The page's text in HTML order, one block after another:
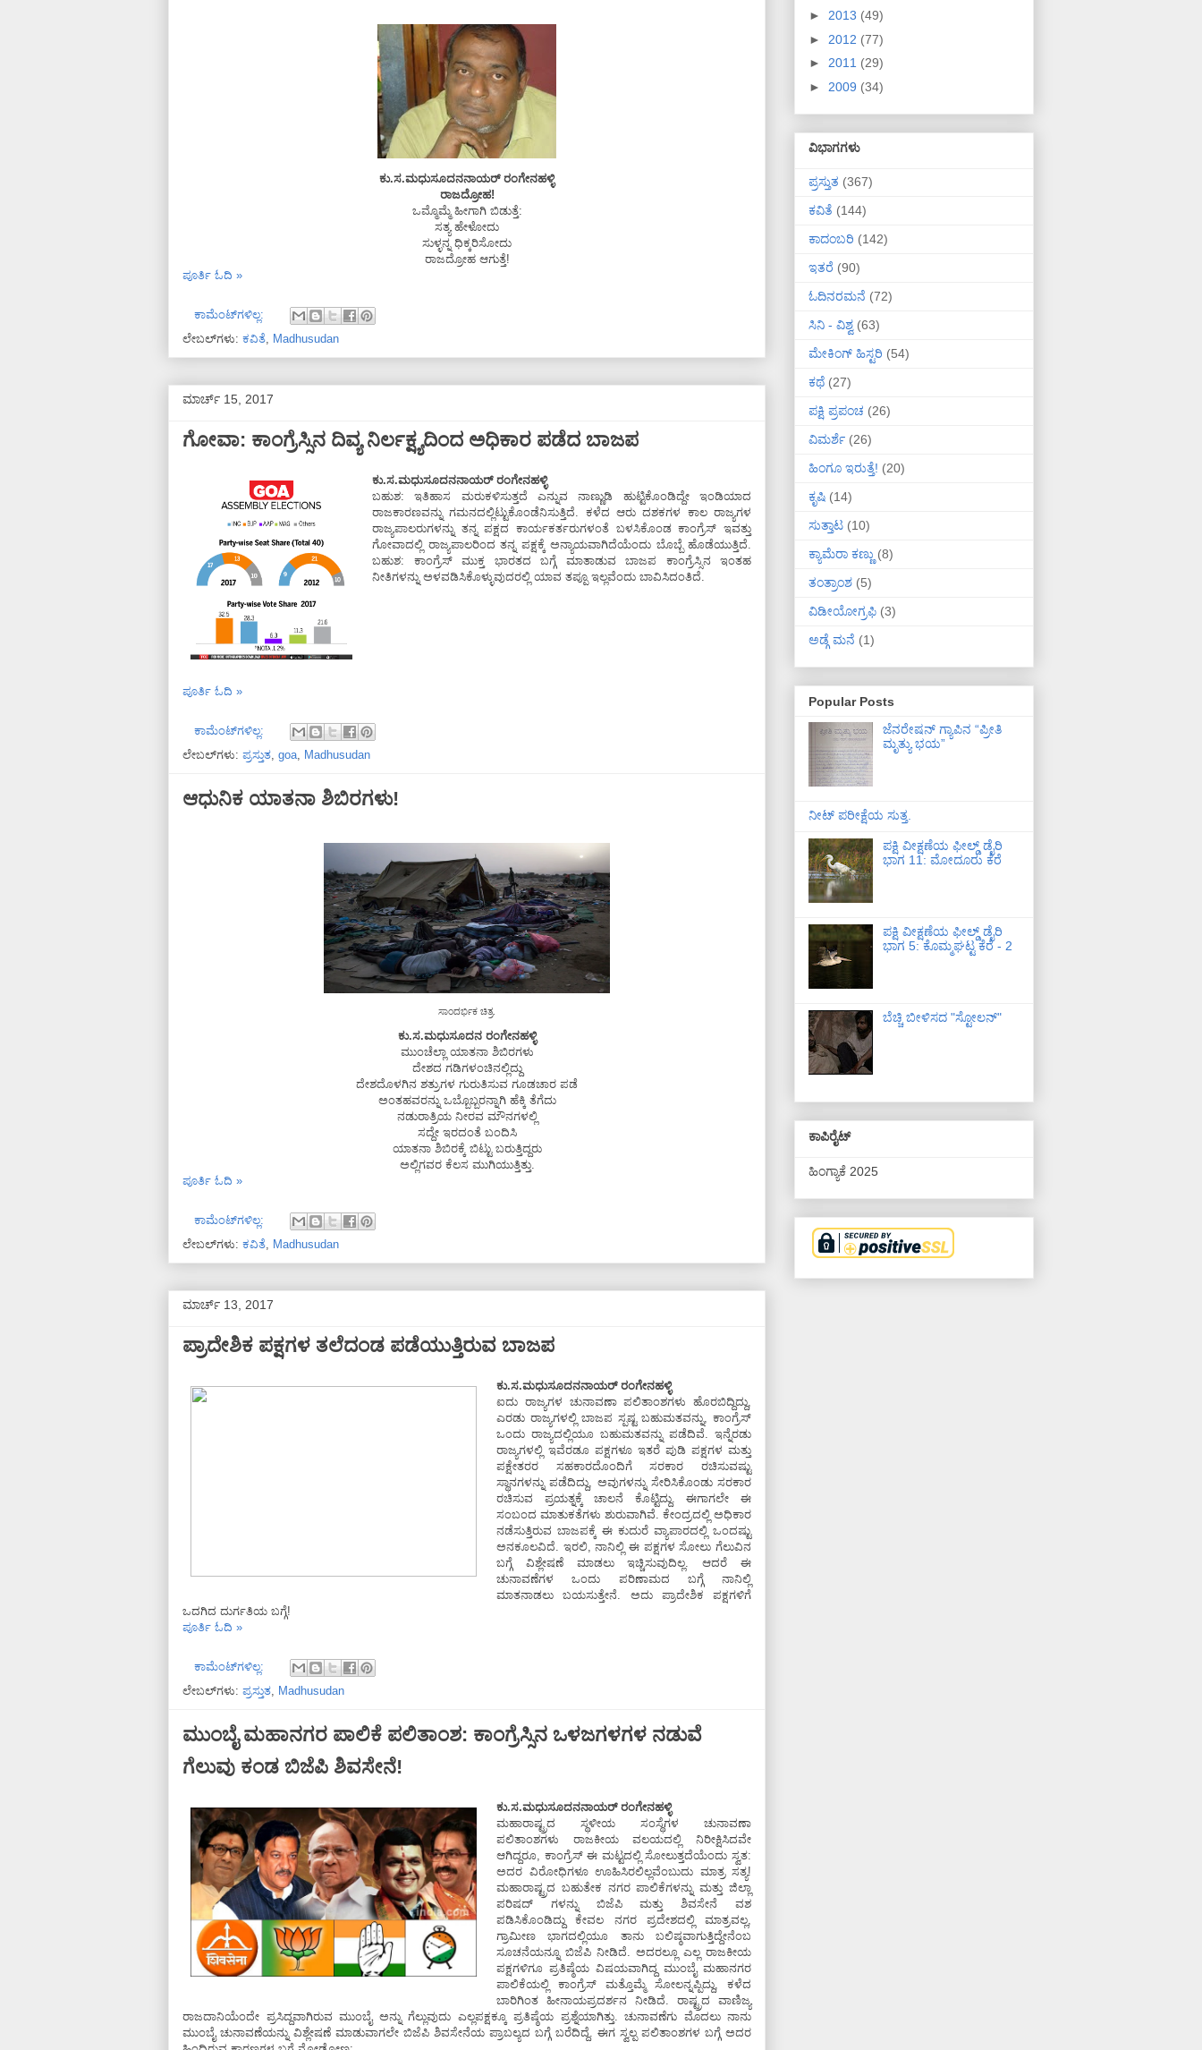
ಕು.ಸ.ಮಧುಸೂದನನಾಯರ್ ರಂಗೇನಹಳ್ಳಿ
ರಾಜದ್ರೋಹ!
ಒಮ್ಮೊಮ್ಮೆ ಹೀಗಾಗಿ ಬಿಡುತ್ತೆ:
ಸತ್ಯ ಹೇಳೋದು
ಸುಳ್ಳನ್ನ ಧಿಕ್ಕರಿಸೋದು
ರಾಜದ್ರೋಹ ಆಗುತ್ತೆ!
ಪೂರ್ತಿ ಓದಿ »
ಕಾಮೆಂಟ್‌ಗಳಿಲ್ಲ:
ಲೇಬಲ್‌ಗಳು: ಕವಿತೆ, Madhusudan
ಮಾರ್ಚ್ 15, 2017
ಗೋವಾ: ಕಾಂಗ್ರೆಸ್ಸಿನ ದಿವ್ಯ ನಿರ್ಲಕ್ಷ್ಯದಿಂದ ಅಧಿಕಾರ ಪಡೆದ ಬಾಜಪ
ಕು.ಸ.ಮಧುಸೂದನನಾಯರ್ ರಂಗೇನಹಳ್ಳಿ
ಬಹುಶ: ಇತಿಹಾಸ ಮರುಕಳಿಸುತ್ತದೆ ಎನ್ನುವ ನಾಣ್ಣುಡಿ ಹುಟ್ಟಿಕೊಂಡಿದ್ದೇ ಇಂಡಿಯಾದ
ರಾಜಕಾರಣವನ್ನು ಗಮನದಲ್ಲಿಟ್ಟುಕೊಂಡೆನಿಸುತ್ತಿದೆ. ಕಳೆದ ಆರು ದಶಕಗಳ ಕಾಲ ರಾಜ್ಯಗಳ
ರಾಜ್ಯಪಾಲರುಗಳನ್ನು ತನ್ನ ಪಕ್ಷದ ಕಾರ್ಯಕರ್ತರುಗಳಂತೆ ಬಳಸಿಕೊಂಡ ಕಾಂಗ್ರೆಸ್ ಇವತ್ತು
ಗೋವಾದಲ್ಲಿ ರಾಜ್ಯಪಾಲರಿಂದ ತನ್ನ ಪಕ್ಷಕ್ಕೆ ಅನ್ಯಾಯವಾಗಿದೆಯೆಂದು ಬೊಬ್ಬೆ ಹೊಡೆಯುತ್ತಿದೆ.
ಬಹುಶ: ಕಾಂಗ್ರೆಸ್ ಮುಕ್ತ ಭಾರತದ ಬಗ್ಗೆ ಮಾತಾಡುವ ಬಾಜಪ ಕಾಂಗ್ರೆಸ್ಸಿನ ಇಂತಹ
ನೀತಿಗಳನ್ನು ಅಳವಡಿಸಿಕೊಳ್ಳುವುದರಲ್ಲಿ ಯಾವ ತಪ್ಪೂ ಇಲ್ಲವೆಂದು ಬಾವಿಸಿದಂತಿದೆ.
ಪೂರ್ತಿ ಓದಿ »
ಕಾಮೆಂಟ್‌ಗಳಿಲ್ಲ:
ಲೇಬಲ್‌ಗಳು: ಪ್ರಸ್ತುತ, goa, Madhusudan
ಆಧುನಿಕ ಯಾತನಾ ಶಿಬಿರಗಳು!
ಸಾಂದರ್ಭಿಕ ಚಿತ್ರ.
ಕು.ಸ.ಮಧುಸೂದನ ರಂಗೇನಹಳ್ಳಿ
ಮುಂಚೆಲ್ಲಾ ಯಾತನಾ ಶಿಬಿರಗಳು
ದೇಶದ ಗಡಿಗಳಂಚಿನಲ್ಲಿದ್ದು
ದೇಶದೊಳಗಿನ ಶತ್ರುಗಳ ಗುರುತಿಸುವ ಗೂಡಚಾರ ಪಡೆ
ಅಂತಹವರನ್ನು ಒಬ್ಬೊಬ್ಬರನ್ನಾಗಿ ಹೆಕ್ಕಿ ತೆಗೆದು
ನಡುರಾತ್ರಿಯ ನೀರವ ಮೌನಗಳಲ್ಲಿ
ಸದ್ದೇ ಇರದಂತೆ ಬಂದಿಸಿ
ಯಾತನಾ ಶಿಬಿರಕ್ಕೆ ಬಿಟ್ಟು ಬರುತ್ತಿದ್ದರು
ಅಲ್ಲಿಗವರ ಕೆಲಸ ಮುಗಿಯುತ್ತಿತ್ತು.
ಪೂರ್ತಿ ಓದಿ »
ಕಾಮೆಂಟ್‌ಗಳಿಲ್ಲ:
ಲೇಬಲ್‌ಗಳು: ಕವಿತೆ Madhusudan
ಮಾರ್ಚ್ 13, 2017
ಪ್ರಾದೇಶಿಕ ಪಕ್ಷಗಳ ತಲೆದಂಡ ಪಡೆಯುತ್ತಿರುವ ಬಾಜಪ
ಕು.ಸ.ಮಧುಸೂದನನಾಯರ್ ರಂಗೇನಹಳ್ಳಿ
ಐದು ರಾಜ್ಯಗಳ ಚುನಾವಣಾ ಪಲಿತಾಂಶಗಳು ಹೊರಬಿದ್ದಿದ್ದು,
ಎರಡು ರಾಜ್ಯಗಳಲ್ಲಿ ಬಾಜಪ ಸ್ಪಷ್ಟ ಬಹುಮತವನ್ನು, ಕಾಂಗ್ರೆಸ್
ಒಂದು ರಾಜ್ಯದಲ್ಲಿಯೂ ಬಹುಮತವನ್ನು ಪಡೆದಿವೆ. ಇನ್ನೆರಡು
ರಾಜ್ಯಗಳಲ್ಲಿ ಇವೆರಡೂ ಪಕ್ಷಗಳೂ ಇತರೆ ಪುಡಿ ಪಕ್ಷಗಳ ಮತ್ತು
ಪಕ್ಷೇತರರ ಸಹಕಾರದೊಂದಿಗೆ ಸರಕಾರ ರಚಿಸುವಷ್ಟು
ಸ್ಥಾನಗಳನ್ನು ಪಡೆದಿದ್ದು, ಅವುಗಳನ್ನು ಸೇರಿಸಿಕೊಂಡು ಸರಕಾರ
ರಚಿಸುವ ಪ್ರಯತ್ನಕ್ಕೆ ಚಾಲನೆ ಕೊಟ್ಟಿದ್ದು. ಈಗಾಗಲೇ ಈ
ಸಂಬಂದ ಮಾತುಕತೆಗಳು ಶುರುವಾಗಿವೆ. ಕೇಂದ್ರದಲ್ಲಿ ಅಧಿಕಾರ
ನಡೆಸುತ್ತಿರುವ ಬಾಜಪಕ್ಕೆ ಈ ಕುದುರೆ ವ್ಯಾಪಾರದಲ್ಲಿ ಒಂದಷ್ಟು
ಅನಕೂಲವಿದೆ. ಇರಲಿ, ನಾನಿಲ್ಲಿ ಈ ಪಕ್ಷಗಳ ಸೋಲು ಗೆಲುವಿನ
ಬಗ್ಗೆ ವಿಶ್ಲೇಷಣೆ ಮಾಡಲು ಇಚ್ಚಿಸುವುದಿಲ್ಲ. ಆದರೆ ಈ
ಚುನಾವಣೆಗಳ ಒಂದು ಪರಿಣಾಮದ ಬಗ್ಗೆ ನಾನಿಲ್ಲಿ
ಮಾತನಾಡಲು ಬಯಸುತ್ತೇನೆ. ಅದು ಪ್ರಾದೇಶಿಕ ಪಕ್ಷಗಳಿಗೆ
ಒದಗಿದ ದುರ್ಗತಿಯ ಬಗ್ಗೆ!
ಪೂರ್ತಿ ಓದಿ »
ಕಾಮೆಂಟ್‌ಗಳಿಲ್ಲ:
ಲೇಬಲ್‌ಗಳು: ಪ್ರಸ್ತುತ Madhusudan
ಮುಂಬೈ ಮಹಾನಗರ ಪಾಲಿಕೆ ಪಲಿತಾಂಶ: ಕಾಂಗ್ರೆಸ್ಸಿನ ಒಳಜಗಳಗಳ ನಡುವೆ
ಗೆಲುವು ಕಂಡ ಬಿಜೆಪಿ ಶಿವಸೇನೆ!
ಕು.ಸ.ಮಧುಸೂದನನಾಯರ್ ರಂಗೇನಹಳ್ಳಿ
ಮಹಾರಾಷ್ಟ್ರದ ಸ್ಥಳೀಯ ಸಂಸ್ಥೆಗಳ ಚುನಾವಣಾ
ಪಲಿತಾಂಶಗಳು ರಾಜಕೀಯ ವಲಯದಲ್ಲಿ ನಿರೀಕ್ಷಿಸಿದವೇ
ಆಗಿದ್ದರೂ, ಕಾಂಗ್ರೆಸ್ ಈ ಮಟ್ಟದಲ್ಲಿ ಸೋಲುತ್ತದೆಯೆಂದು ಸ್ವತ:
ಅದರ ವಿರೋಧಿಗಳೂ ಊಹಿಸಿರಲಿಲ್ಲವೆಂಬುದು ಮಾತ್ರ ಸತ್ಯ!
ಮಹಾರಾಷ್ಟ್ರದ ಬಹುತೇಕ ನಗರ ಪಾಲಿಕೆಗಳನ್ನು ಮತ್ತು ಜಿಲ್ಲಾ
ಪರಿಷದ್ ಗಳನ್ನು ಬಿಜೆಪಿ ಮತ್ತು ಶಿವಸೇನೆ ವಶ
ಪಡಿಸಿಕೊಂಡಿದ್ದು ಕೇವಲ ನಗರ ಪ್ರದೇಶದಲ್ಲಿ ಮಾತ್ರವಲ್ಲ,
ಗ್ರಾಮೀಣ ಭಾಗದಲ್ಲಿಯೂ ತಾನು ಬಲಿಷ್ಠವಾಗುತ್ತಿದ್ದೇನೆಂಬ
ಸೂಚನೆಯನ್ನೂ ಬಿಜೆಪಿ ನೀಡಿದೆ. ಅದರಲ್ಲೂ ಎಲ್ಲ ರಾಜಕೀಯ
ಪಕ್ಷಗಳಿಗೂ ಪ್ರತಿಷ್ಠೆಯ ವಿಷಯವಾಗಿದ್ದ ಮುಂಬೈ ಮಹಾನಗರ
ಪಾಲಿಕೆಯಲ್ಲಿ ಕಾಂಗ್ರೆಸ್ ಮತ್ತೊಮ್ಮೆ ಸೋಲನ್ನಪ್ಪಿದ್ದು, ಕಳೆದ
ಬಾರಿಗಿಂತ ಹೀನಾಯಪ್ರದರ್ಶನ ನೀಡಿದೆ. ರಾಷ್ಟ್ರದ ವಾಣಿಜ್ಯ
ರಾಜದಾನಿಯೆಂದೇ ಪ್ರಸಿದ್ದವಾಗಿರುವ ಮುಂಬೈ ಅನ್ನು ಗೆಲ್ಲುವುದು ಎಲ್ಲಪಕ್ಷಕ್ಕೂ ಪ್ರತಿಷ್ಠೆಯ ಪ್ರಶ್ನೆಯಾಗಿತ್ತು. ಚುನಾವಣೆಗು ಮೊದಲು ನಾನು
ಮುಂಬೈ ಚುನಾವಣೆಯನ್ನು ವಿಶ್ಲೇಷಣೆ ಮಾಡುವಾಗಲೇ ಬಿಜೆಪಿ ಶಿವಸೇನೆಯ ಪ್ರಾಬಲ್ಯದ ಬಗ್ಗೆ ಬರೆದಿದ್ದೆ. ಈಗ ಸ್ವಲ್ಪ ಪಲಿತಾಂಶಗಳ ಬಗ್ಗೆ ಅದರ
► 2013 (49)
► 2012 (77)
► 2011 (29)
► 2009 (34)
ವಿಭಾಗಗಳು
ಪ್ರಸ್ತುತ (367)
ಕವಿತೆ (144)
ಕಾದಂಬರಿ (142)
ಇತರೆ (90)
ಓದಿನರಮನೆ (72)
ಸಿನಿ - ವಿಶ್ವ (63)
ಮೇಕಿಂಗ್ ಹಿಸ್ಟರಿ (54)
ಕಥೆ (27)
ಪಕ್ಷಿ ಪ್ರಪಂಚ (26)
ವಿಮರ್ಶೆ (26)
ಹಿಂಗೂ ಇರುತ್ತೆ! (20)
ಕೃಷಿ (14)
ಸುತ್ತಾಟ (10)
ಕ್ಯಾಮೆರಾ ಕಣ್ಣು (8)
ತಂತ್ರಾಂಶ (5)
ವಿಡೀಯೋಗ್ರಫಿ (3)
ಅಡ್ಗೆ ಮನೆ (1)
Popular Posts
ಜೆನರೇಷನ್ ಗ್ಯಾಪಿನ “ಪ್ರೀತಿ
ಮೃತ್ಯು ಭಯ”
ನೀಟ್ ಪರೀಕ್ಷೆಯ ಸುತ್ತ.
ಪಕ್ಷಿ ವೀಕ್ಷಣೆಯ ಫೀಲ್ಡ್‌ ಡೈರಿ
ಭಾಗ 11: ಮೋದೂರು ಕೆರೆ
ಪಕ್ಷಿ ವೀಕ್ಷಣೆಯ ಫೀಲ್ಡ್‌ ಡೈರಿ
ಭಾಗ 5: ಕೊಮ್ಮಘಟ್ಟ ಕೆರೆ - 2
ಬೆಚ್ಚಿ ಬೀಳಿಸದ "ಸ್ಟೋಲನ್"
ಕಾಪಿರೈಟ್
ಹಿಂಗ್ಯಾಕೆ 2025